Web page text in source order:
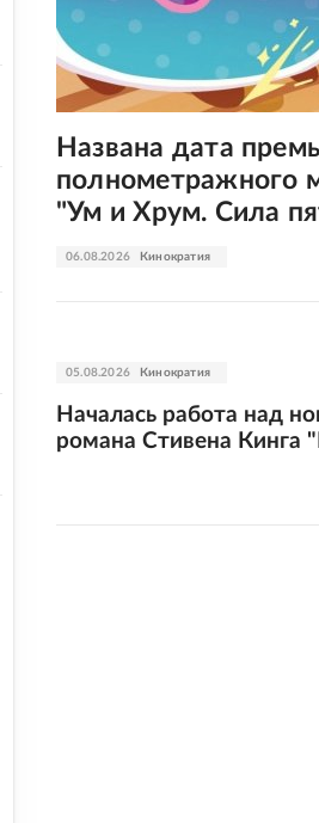
06.08.2026 Кинократия
Названа дата
полнометражного
"Ум и Хрум. Сила
05.08.2026 Кинократия
Началась работа над
романа Стивена Кинга